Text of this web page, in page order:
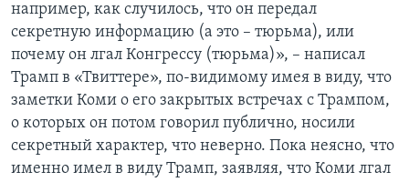
например, как случилось, что он передал
секретную информацию (а это – тюрьма), или
почему он лгал Конгрессу (тюрьма)», – написал
Трамп в «Твиттере», по-видимому имея в виду, что
заметки Коми о его закрытых встречах с Трампом,
о которых он потом говорил публично, носили
секретный характер, что неверно. Пока неясно, что
именно имел в виду Трамп, заявляя, что Коми лгал